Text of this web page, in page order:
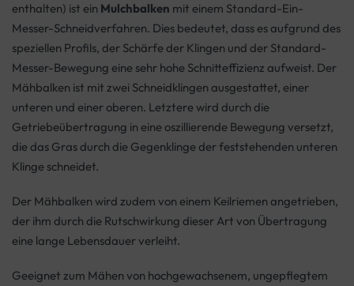
enthalten) ist ein Mulchbalken mit einem Standard-Ein-
Messer-Schneidverfahren. Dies bedeutet, dass es aufgrund des
speziellen Profils, der Schärfe der Klingen und der Standard-
Messer-Bewegung eine sehr hohe Schnitteffizienz aufweist. Der
Mähbalken ist mit zwei Schneidklingen ausgestattet, einer
unteren und einer oberen. Letztere wird durch die
Getriebeübertragung in eine oszillierende Bewegung versetzt,
die das Gras durch die Gegenklinge der feststehenden unteren
Klinge schneidet.
Der Mähbalken wird zudem von einem Keilriemen angetrieben,
der ihm durch die Rutschwirkung dieser Art von Übertragung
eine lange Lebensdauer verleiht.
Geeignet zum Mähen von hochgewachsenem, ungepflegtem